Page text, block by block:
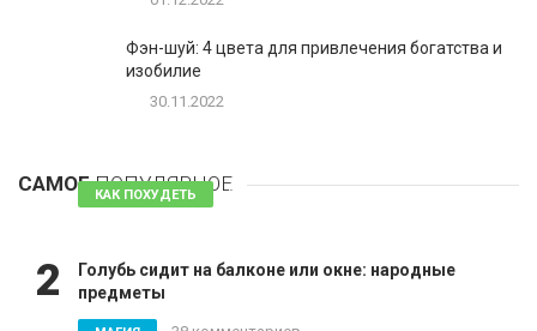
Фэн-шуй: 4 цвета для привлечения богатства и
изобилие
30.11.2022
САМОЕПОПУЛЯРНОЕ
КАК ПОХУДЕТЬ 81 комментарий
2
Голубь сидит на балконе или окне: народные
предметы